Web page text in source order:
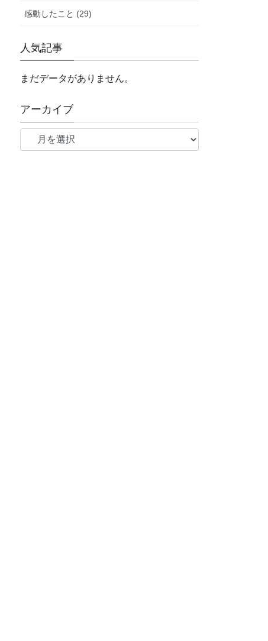
感動したこと (29)
人気記事
まだデータがありません。
アーカイブ
ア